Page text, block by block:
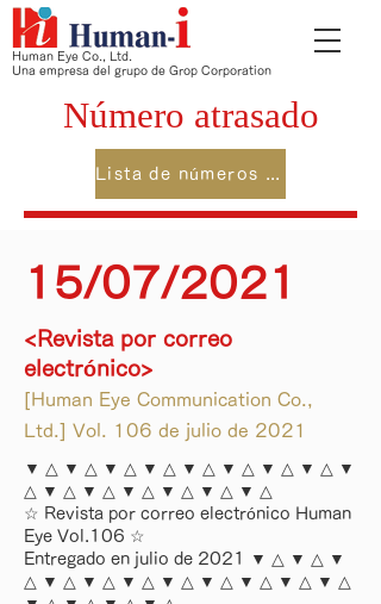
Human Eye Co., Ltd.
Una empresa del grupo de Grop Corporation
Número atrasado
Lista de números de atrás
15/07/2021
<Revista por correo
electrónico>
[Human Eye Communication Co.,
Ltd.] Vol. 106 de julio de 2021
▼ △ ▼ △ ▼ △ ▼ △ ▼ △ ▼ △ ▼ △ ▼ △ ▼
△ ▼ △ ▼ △ ▼ △ ▼ △ ▼ △ ▼ △
☆ Revista por correo electrónico Human
Eye Vol.106 ☆
Entregado en julio de 2021 ▼ △ ▼ △ ▼
△ ▼ △ ▼ △ ▼ △ ▼ △ ▼ △ ▼ △ ▼ △ ▼ △